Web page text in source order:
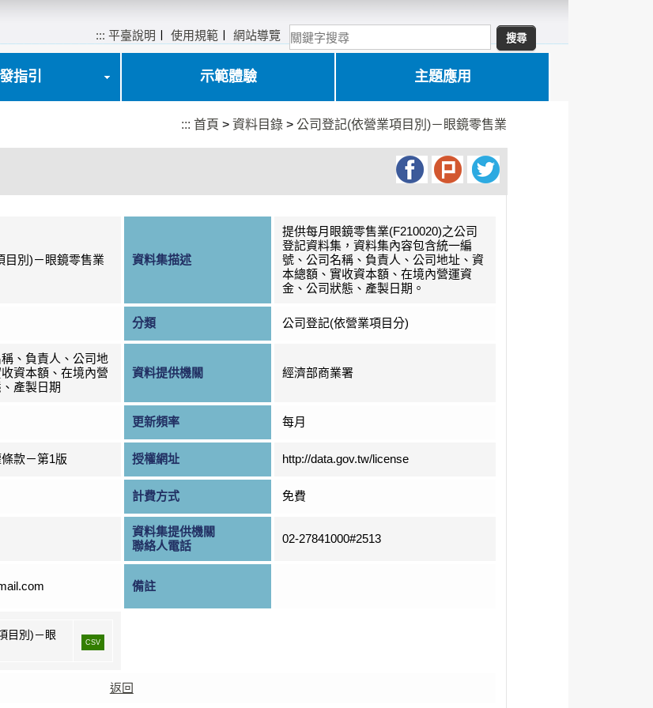
::: 平臺說明 〡使用規範 〡網站導覽
指引 示範體驗 主題應用
::: 首頁 >資料目錄 >公司登記(依營業項目別)－眼鏡零售業
目別)－眼鏡零售業 資料集描述
提供每月眼鏡零售業(F210020)之公司
登記資料集，資料集內容包含統一編
號、公司名稱、負責人、公司地址、資
本總額、實收資本額、在境內營運資
金、公司狀態、產製日期。
分類 公司登記(依營業項目分)
、負責人、公司地
資本額、在境內營
產製日期
資料提供機關 經濟部商業署
更新頻率 每月
款－第1版 授權網址 http://data.gov.tw/license
計費方式 免費
資料集提供機關
聯絡人電話
02-27841000#2513
備註
目別)－眼
CSV
返回